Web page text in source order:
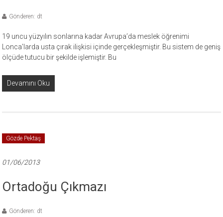
Gönderen: dt
19 uncu yüzyılın sonlarına kadar Avrupa’da meslek öğrenimi
Lonca’larda usta çırak ilişkisi içinde gerçekleşmiştir. Bu sistem de geniş
ölçüde tutucu bir şekilde işlemiştir. Bu
Devamını Oku
Gözde Pektaş
01/06/2013
Ortadoğu Çıkmazı
Gönderen: dt